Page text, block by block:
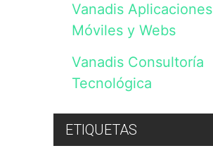
perjuicio
podrá
ejercitar
Vanadis Aplicaciones
Móviles y Webs
Vanadis Consultoría
Tecnológica
ETIQUETAS